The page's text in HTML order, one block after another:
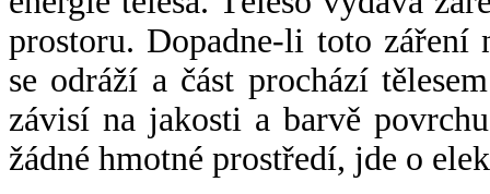
prostoru. Dopadne-li toto záření
se odráží a část prochází
závisí na jakosti a barvě
žádné hmotné prostředí, jde o